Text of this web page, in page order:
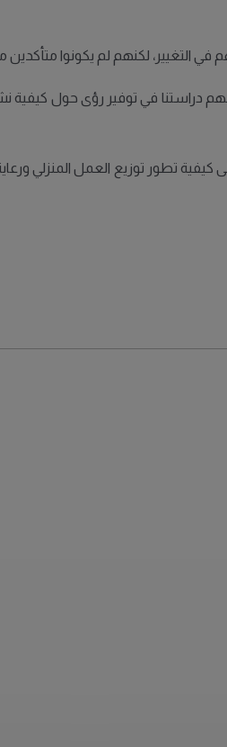
التغيير، لكنهم لم يكونوا متأكدين
دراستنا في توفير رؤى حول كيفية
تطور توزيع العمل المنزلي